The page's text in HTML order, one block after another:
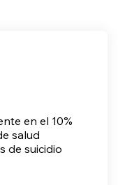
en el 10%
salud
de suicidio